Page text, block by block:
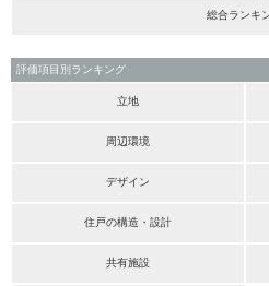
総合ランキ
評価項目別ランキング
立地
周辺環境
デザイン
住戸の構造・設計
共有施設